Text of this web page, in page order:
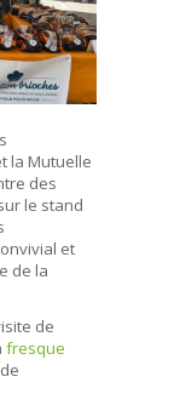
la Mutuelle
des
le stand
et
de la
de
fresque